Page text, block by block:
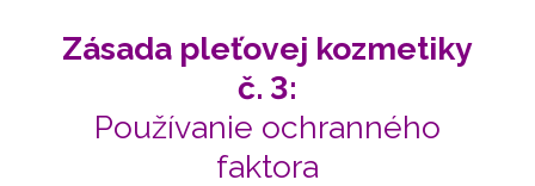
Zásada pleťovej kozmetiky
č. 3:
Používanie ochranného
faktora